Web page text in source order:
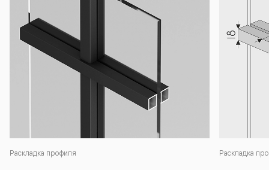
Раскладка профиля Раскладка